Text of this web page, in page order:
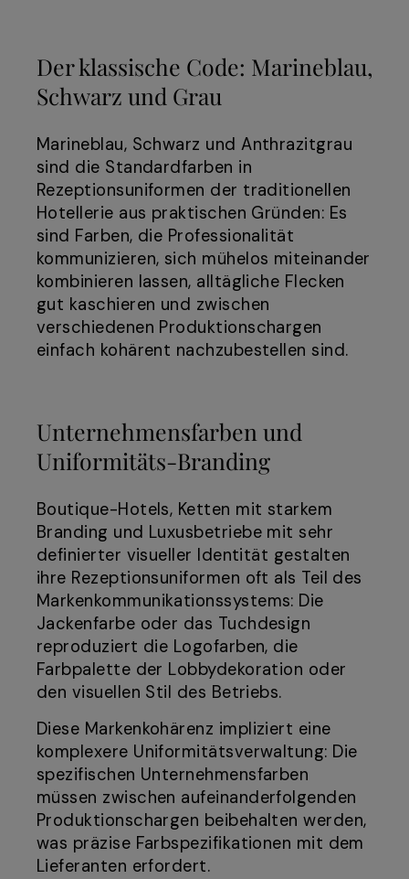
Der klassische Code: Marineblau,
Schwarz und Grau
Marineblau, Schwarz und Anthrazitgrau
sind die Standardfarben in
Rezeptionsuniformen der traditionellen
Hotellerie aus praktischen Gründen: Es
sind Farben, die Professionalität
kommunizieren, sich mühelos miteinander
kombinieren lassen, alltägliche Flecken
gut kaschieren und zwischen
verschiedenen Produktionschargen
einfach kohärent nachzubestellen sind.
Unternehmensfarben und
Uniformitäts-Branding
Boutique-Hotels, Ketten mit starkem
Branding und Luxusbetriebe mit sehr
definierter visueller Identität gestalten
ihre Rezeptionsuniformen oft als Teil des
Markenkommunikationssystems: Die
Jackenfarbe oder das Tuchdesign
reproduziert die Logofarben, die
Farbpalette der Lobbydekoration oder
den visuellen Stil des Betriebs.
Diese Markenkohärenz impliziert eine
komplexere Uniformitätsverwaltung: Die
spezifischen Unternehmensfarben
müssen zwischen aufeinanderfolgenden
Produktionschargen beibehalten werden,
was präzise Farbspezifikationen mit dem
Lieferanten erfordert.